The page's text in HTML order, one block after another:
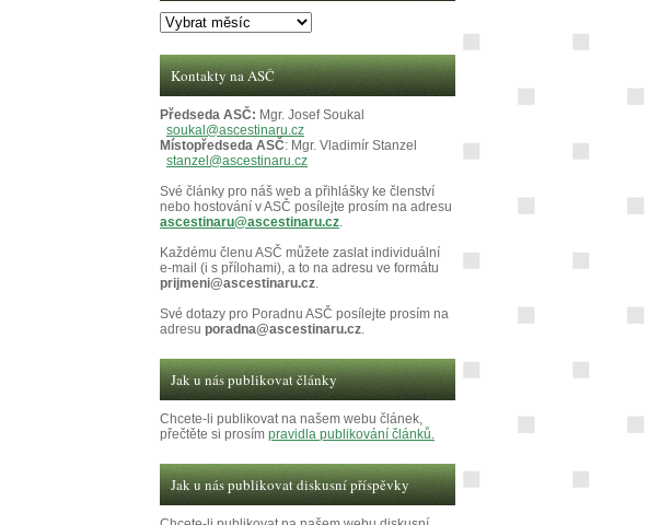
Archiv
článků
Kontakty na ASČ
Předseda ASČ: Mgr. Josef Soukal
soukal@ascestinaru.cz
Místopředseda ASČ: Mgr. Vladimír Stanzel
stanzel@ascestinaru.cz
Své články pro náš web a přihlášky ke členství
nebo hostování v ASČ posílejte prosím na adresu
ascestinaru@ascestinaru.cz.
Každému členu ASČ můžete zaslat individuální
e-mail (i s přílohami), a to na adresu ve formátu
prijmeni@ascestinaru.cz.
Své dotazy pro Poradnu ASČ posílejte prosím na
adresu poradna@ascestinaru.cz.
Jak u nás publikovat články
Chcete-li publikovat na našem webu článek,
přečtěte si prosím pravidla publikování článků.
Jak u nás publikovat diskusní příspěvky